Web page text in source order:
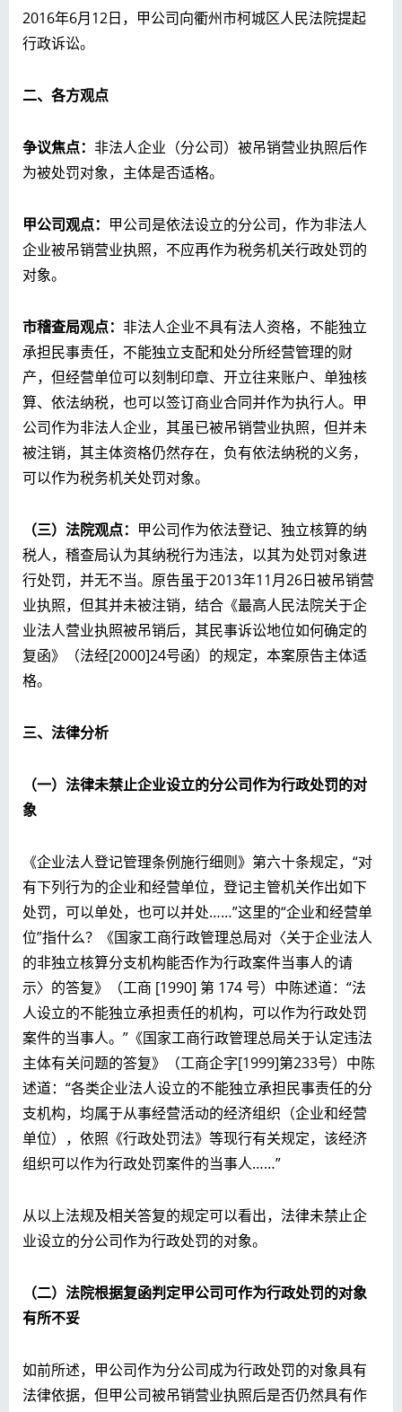
2016年6月12日，甲公司向衢州市柯城区人民法院提起
行政诉讼。
二、各方观点
争议焦点： 非法人企业（分公司）被吊销营业执照后作
为被处罚对象，主体是否适格。
甲公司观点： 甲公司是依法设立的分公司，作为非法人
企业被吊销营业执照，不应再作为税务机关行政处罚的
对象。
市稽查局观点： 非法人企业不具有法人资格，不能独立
承担民事责任，不能独立支配和处分所经营管理的财
产，但经营单位可以刻制印章、开立往来账户、单独核
算、依法纳税，也可以签订商业合同并作为执行人。甲
公司作为非法人企业，其虽已被吊销营业执照，但并未
被注销，其主体资格仍然存在，负有依法纳税的义务，
可以作为税务机关处罚对象。
（三）法院观点： 甲公司作为依法登记、独立核算的纳
税人，稽查局认为其纳税行为违法，以其为处罚对象进
行处罚，并无不当。原告虽于2013年11月26日被吊销营
业执照，但其并未被注销，结合《最高人民法院关于企
业法人营业执照被吊销后，其民事诉讼地位如何确定的
复函》（法经[2000]24号函）的规定，本案原告主体适
格。
三、法律分析
（一）法律未禁止企业设立的分公司作为行政处罚的对
象
《企业法人登记管理条例施行细则》第六十条规定，“对
有下列行为的企业和经营单位，登记主管机关作出如下
处罚，可以单处，也可以并处……”这里的“企业和经营单
位”指什么？《国家工商行政管理总局对〈关于企业法人
的非独立核算分支机构能否作为行政案件当事人的请
示〉的答复》（工商 [1990] 第 174 号）中陈述道：“法
人设立的不能独立承担责任的机构，可以作为行政处罚
案件的当事人。”《国家工商行政管理总局关于认定违法
主体有关问题的答复》（工商企字[1999]第233号）中陈
述道：“各类企业法人设立的不能独立承担民事责任的分
支机构，均属于从事经营活动的经济组织（企业和经营
单位），依照《行政处罚法》等现行有关规定，该经济
组织可以作为行政处罚案件的当事人……”
从以上法规及相关答复的规定可以看出，法律未禁止企
业设立的分公司作为行政处罚的对象。
（二）法院根据复函判定甲公司可作为行政处罚的对象
有所不妥
如前所述，甲公司作为分公司成为行政处罚的对象具有
法律依据，但甲公司被吊销营业执照后是否仍然具有作